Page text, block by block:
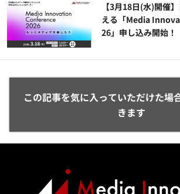
【3月18日(水)開催
える「Media
26」申し込み開始！
この記事を気に入っていただけた場
きます